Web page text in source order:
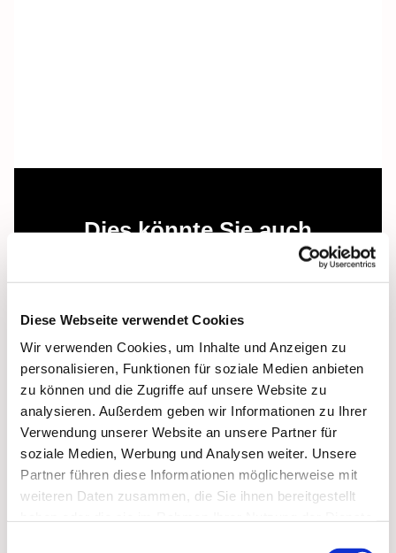
Diese Webseite verwendet Cookies
Wir verwenden Cookies, um Inhalte und Anzeigen zu
personalisieren, Funktionen für soziale Medien anbieten
zu können und die Zugriffe auf unsere Website zu
analysieren. Außerdem geben wir Informationen zu Ihrer
Verwendung unserer Website an unsere Partner für
soziale Medien, Werbung und Analysen weiter. Unsere
Partner führen diese Informationen möglicherweise mit
weiteren Daten zusammen, die Sie ihnen bereitgestellt
Dies könnte Sie auch